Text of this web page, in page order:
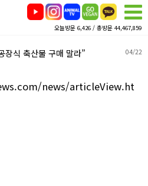
오늘방문 6,426 / 총방문 44,467,859
장식 축산물 구매 말라” 04/22
news/articleView.ht